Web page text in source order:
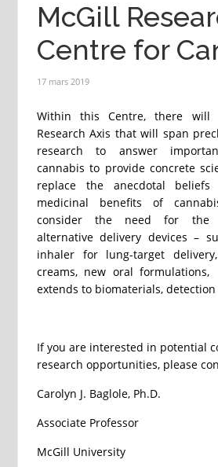
McGill
Centre for
17 mars 2019
Within this Centre, there will
Research Axis that will span
research to answer
cannabis to provide concrete
replace the anecdotal
medicinal benefits of
consider the need for the
alternative delivery devices –
inhaler for lung-target
creams, new oral
extends to biomaterials, detection
If you are interested in potential
research opportunities, please
Carolyn J. Baglole, Ph.D.
Associate Professor
McGill University